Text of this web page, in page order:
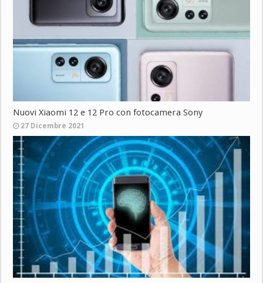
Nuovi Xiaomi 12 e 12 Pro con fotocamera Sony
27 Dicembre 2021